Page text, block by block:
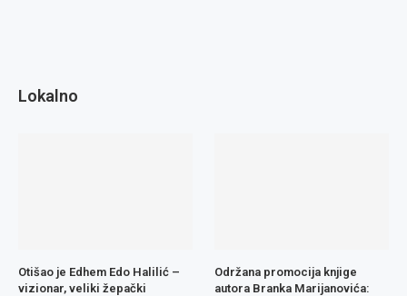
Lokalno
Otišao je Edhem Edo Halilić –
vizionar, veliki žepački
Održana promocija knjige
autora Branka Marijanovića: